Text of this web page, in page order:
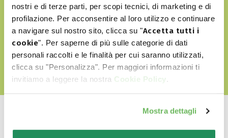
nostri e di terze parti, per scopi tecnici, di marketing e di
profilazione. Per acconsentire al loro utilizzo e continuare
a navigare sul nostro sito, clicca su "Accetta tutti i
cookie". Per saperne di più sulle categorie di dati
personali raccolti e le finalità per cui saranno utilizzati,
clicca su "Personalizza". Per maggiori informazioni ti
invitiamo a leggere la nostra Cookie Policy.
Mostra dettagli
ΑΝΑΚΑΛΎΨΤΕ ΤΟΝ WORLD OF LOVE ΜΑΣ